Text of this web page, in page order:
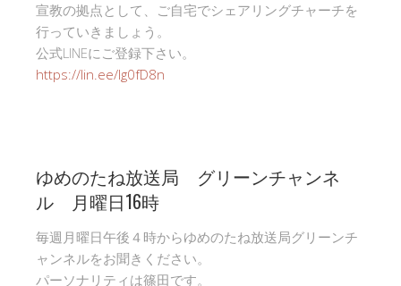
宣教の拠点として、ご自宅でシェアリングチャーチを
行っていきましょう。
公式LINEにご登録下さい。
https://lin.ee/Ig0fD8n
ゆめのたね放送局 グリーンチャンネ
ル 月曜日16時
毎週月曜日午後４時からゆめのたね放送局グリーンチ
ャンネルをお聞きください。
パーソナリティは篠田です。